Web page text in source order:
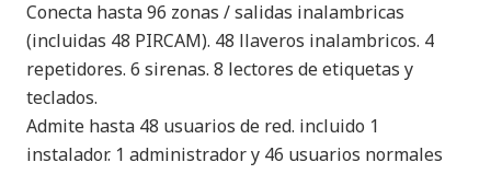
Conecta hasta 96 zonas / salidas inalambricas
(incluidas 48 PIRCAM). 48 llaveros inalambricos. 4
repetidores. 6 sirenas. 8 lectores de etiquetas y
teclados.
Admite hasta 48 usuarios de red. incluido 1
instalador. 1 administrador y 46 usuarios normales